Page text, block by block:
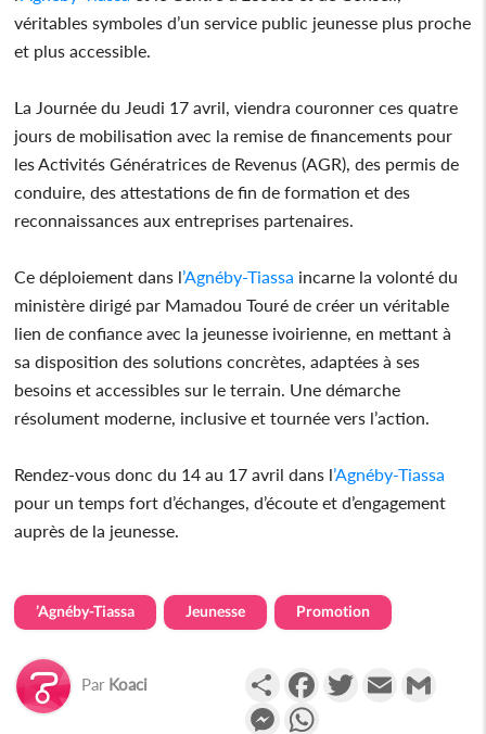
véritables symboles d’un service public jeunesse plus proche
et plus accessible.
La Journée du Jeudi 17 avril, viendra couronner ces quatre
jours de mobilisation avec la remise de financements pour
les Activités Génératrices de Revenus (AGR), des permis de
conduire, des attestations de fin de formation et des
reconnaissances aux entreprises partenaires.
Ce déploiement dans l’Agnéby-Tiassa incarne la volonté du
ministère dirigé par Mamadou Touré de créer un véritable
lien de confiance avec la jeunesse ivoirienne, en mettant à
sa disposition des solutions concrètes, adaptées à ses
besoins et accessibles sur le terrain. Une démarche
résolument moderne, inclusive et tournée vers l’action.
Rendez-vous donc du 14 au 17 avril dans l’Agnéby-Tiassa
pour un temps fort d’échanges, d’écoute et d’engagement
auprès de la jeunesse.
’Agnéby-Tiassa Jeunesse Promotion
Par Koaci PartagerFacebookTwitterEmail
Messenger